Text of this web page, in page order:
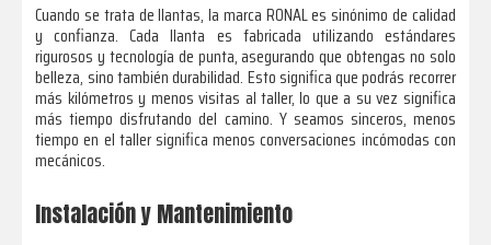
Cuando se trata de llantas, la marca RONAL es sinónimo de calidad
y confianza. Cada llanta es fabricada utilizando estándares
rigurosos y tecnología de punta, asegurando que obtengas no solo
belleza, sino también durabilidad. Esto significa que podrás recorrer
más kilómetros y menos visitas al taller, lo que a su vez significa
más tiempo disfrutando del camino. Y seamos sinceros, menos
tiempo en el taller significa menos conversaciones incómodas con
mecánicos.
Instalación y Mantenimiento